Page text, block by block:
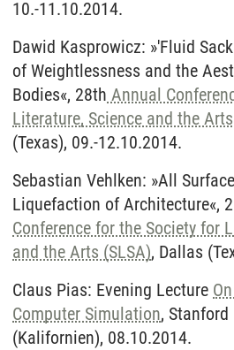
10.-11.10.2014.
Dawid Kasprowicz: »'Fluid
of Weightlessness and the
Bodies«, 28th Annual
Literature, Science and the
(Texas), 09.-12.10.2014.
Sebastian Vehlken: »All
Liquefaction of Architecture«,
Conference for the Society for
and the Arts (SLSA), Dallas
Claus Pias: Evening Lecture
Computer Simulation, Stanford
(Kalifornien), 08.10.2014.